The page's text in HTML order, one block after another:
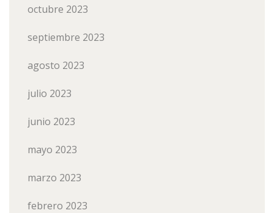
octubre 2023
septiembre 2023
agosto 2023
julio 2023
junio 2023
mayo 2023
marzo 2023
febrero 2023